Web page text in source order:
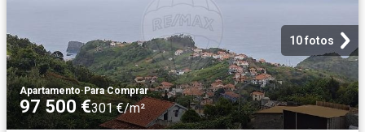
10 fotos
Apartamento· Para Comprar
97 500 €301 €/m²